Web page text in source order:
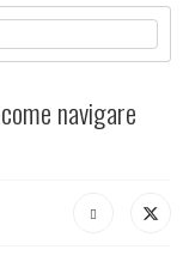
navigare